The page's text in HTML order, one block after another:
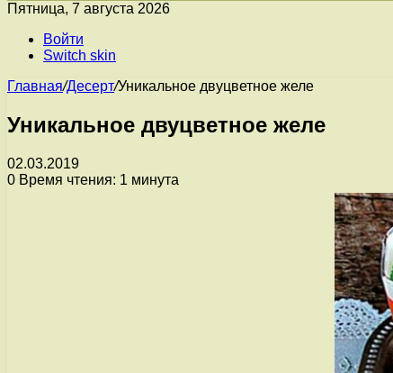
Пятница, 7 августа 2026
Войти
Switch skin
Главная/Десерт/Уникальное двуцветное желе
Уникальное двуцветное желе
02.03.2019
0 Время чтения: 1 минута